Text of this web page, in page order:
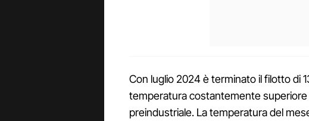
Con luglio 2024 è terminato il filotto di
temperatura costantemente superiore
preindustriale. La temperatura del